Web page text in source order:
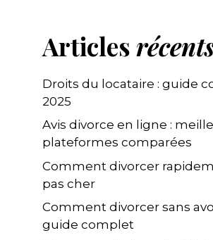
Articles
Droits du locataire : guide
2025
Avis divorce en ligne :
plateformes comparées
Comment divorcer
pas cher
Comment divorcer sans
guide complet